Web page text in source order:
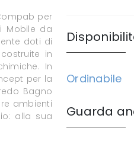
per
Mobile da
doti di
in
In
per la
Bagno
ambienti
alla sua
Ordinabile
Guarda